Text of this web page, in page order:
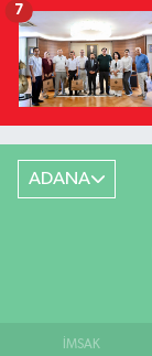
7
ADANA
İMSAK